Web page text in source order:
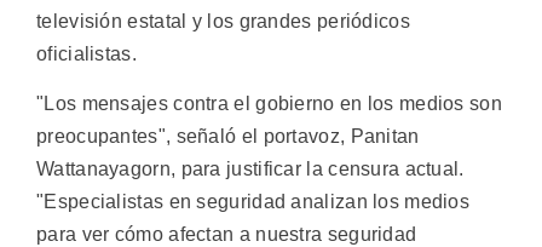
televisión estatal y los grandes periódicos
oficialistas.
"Los mensajes contra el gobierno en los medios son
preocupantes", señaló el portavoz, Panitan
Wattanayagorn, para justificar la censura actual.
"Especialistas en seguridad analizan los medios
para ver cómo afectan a nuestra seguridad